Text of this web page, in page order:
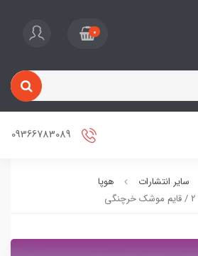
0
سایر انتشارات
هوپا